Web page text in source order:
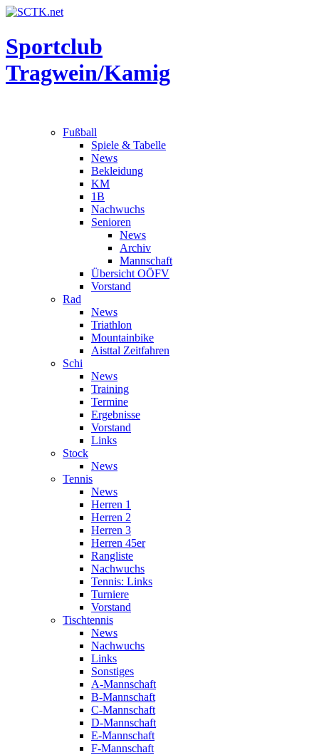
Sportclub
Tragwein/Kamig
Fußball
Spiele & Tabelle
News
Bekleidung
KM
1B
Nachwuchs
Senioren
News
Archiv
Mannschaft
Übersicht OÖFV
Vorstand
Rad
News
Triathlon
Mountainbike
Aisttal Zeitfahren
Schi
News
Training
Termine
Ergebnisse
Vorstand
Links
Stock
News
Tennis
News
Herren 1
Herren 2
Herren 3
Herren 45er
Rangliste
Nachwuchs
Tennis: Links
Turniere
Vorstand
Tischtennis
News
Nachwuchs
Links
Sonstiges
A-Mannschaft
B-Mannschaft
C-Mannschaft
D-Mannschaft
E-Mannschaft
F-Mannschaft